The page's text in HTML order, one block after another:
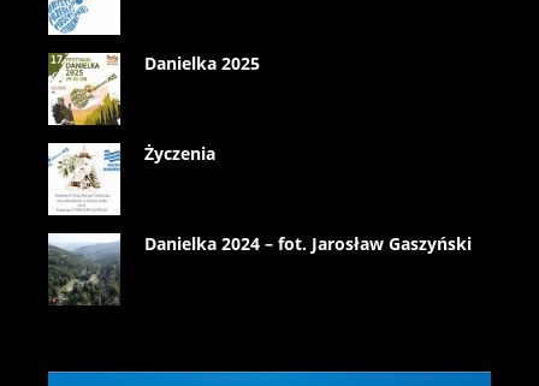
Danielka 2025
Życzenia
Danielka 2024 – fot. Jarosław Gaszyński